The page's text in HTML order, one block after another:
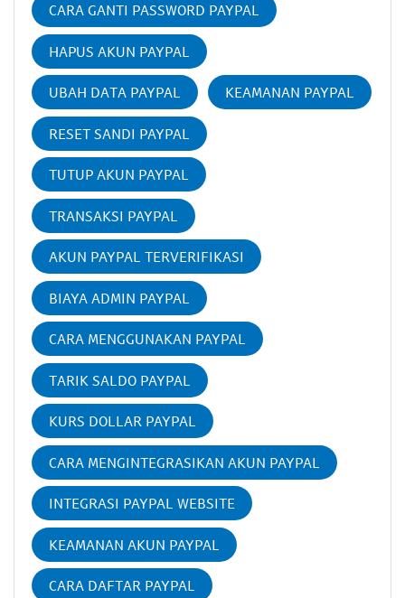
CARA GANTI PASSWORD PAYPAL
HAPUS AKUN PAYPAL
UBAH DATA PAYPAL KEAMANAN PAYPAL
RESET SANDI PAYPAL
TUTUP AKUN PAYPAL
TRANSAKSI PAYPAL
AKUN PAYPAL TERVERIFIKASI
BIAYA ADMIN PAYPAL
CARA MENGGUNAKAN PAYPAL
TARIK SALDO PAYPAL
KURS DOLLAR PAYPAL
CARA MENGINTEGRASIKAN AKUN PAYPAL
INTEGRASI PAYPAL WEBSITE
KEAMANAN AKUN PAYPAL
CARA DAFTAR PAYPAL